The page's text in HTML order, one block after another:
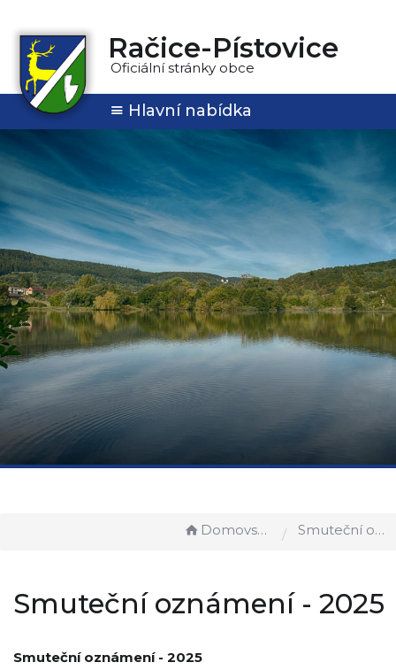
Račice-Pístovice
Oficiální stránky obce
Hlavní nabídka
Domovská stránka Smuteční oznámení
Smuteční oznámení - 2025
Smuteční oznámení - 2025